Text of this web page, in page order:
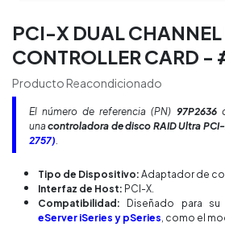
PCI-X DUAL
CONTROLLER CARD -
Producto Reacondicionado
El número de referencia (PN) 97P2636
unacontroladora de disco RAID Ultra
2757).
Tipo de Dispositivo: Adaptador de
Interfaz de Host: PCI-X.
Compatibilidad: Diseñado para
eServer iSeries y pSeries, como el